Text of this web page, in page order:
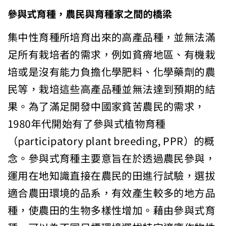
參與式育種，農民與育種家之間的橋梁
集中性育種所培育出來的高產品種，並無法滿
足所有栽培者的需求，例如貧瘠地區、有機栽
培或是沒有能力負擔化學肥料、化學藥劑的農
民等，栽培這些高產品種並無法達到預期的結
果。為了滿足開發中國家貧苦農民的需求，
1980年代開始有了參與式植物育種
（participatory plant breeding, PPR）的概
念。參與式育種主要意旨在於透過農民參與，
運用在地知識直接在農民的田進行試驗，選拔
適合農田環境的品系，有效產生較多的地方品
種，使農田的生物多樣性增加。藉由參與式育